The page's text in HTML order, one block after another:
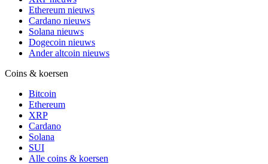
Ethereum nieuws
Cardano nieuws
Solana nieuws
Dogecoin nieuws
Ander altcoin nieuws
Coins & koersen
Bitcoin
Ethereum
XRP
Cardano
Solana
SUI
Alle coins & koersen